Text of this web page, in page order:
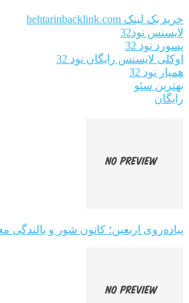
خرید بک لینک behtarinbacklink.com
لایسنس نود32
پسورد نود 32
اوکلی لایسنس رایگان نود 32
همیار نود 32
بهترین سئو
رایگان
پیاده‌روی اربعین؛ کانون شور و بالندگی